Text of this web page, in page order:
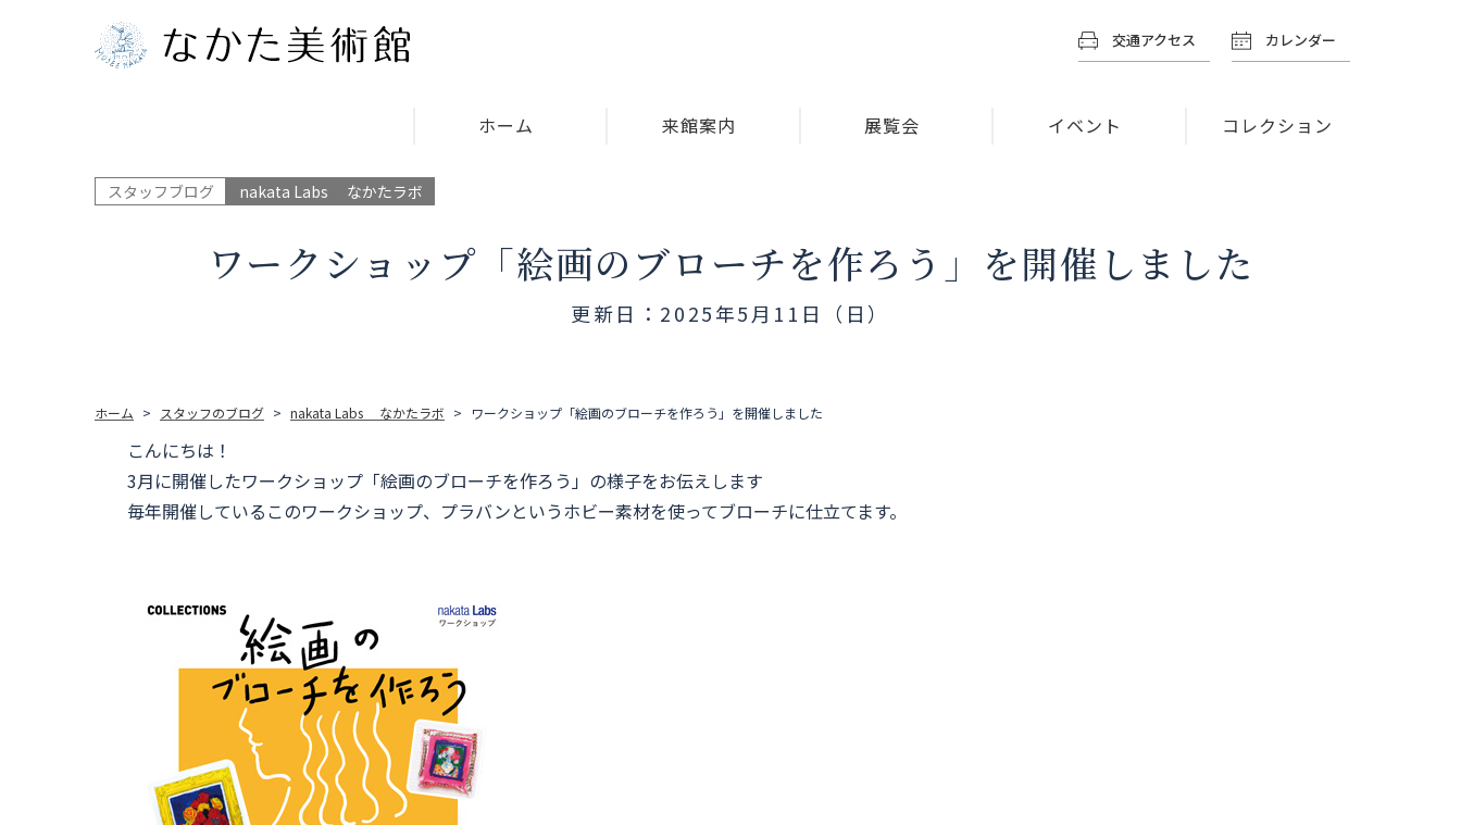
交通アクセス カレンダー
ホーム 来館案内 展覧会 イベント コレクション
スタッフブログ nakata Labs なかたラボ
ワークショップ「絵画のブローチを作ろう」を開催しました
更新日：2025年5月11日（日）
ホーム スタッフのブログ nakata Labs なかたラボ ワークショップ「絵画のブローチを作ろう」を開催しました
こんにちは！
3月に開催したワークショップ「絵画のブローチを作ろう」の様子をお伝えします
毎年開催しているこのワークショップ、プラバンというホビー素材を使ってブローチに仕立てます。